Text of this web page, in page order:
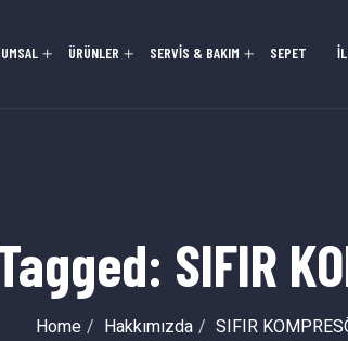
ÜRÜNLER SERVİS & BAKIM SEPET
SIFIR
Home Hakkımızda SIFIR